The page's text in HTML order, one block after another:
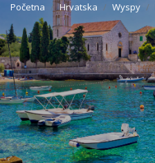
Početna Hrvatska Wyspy